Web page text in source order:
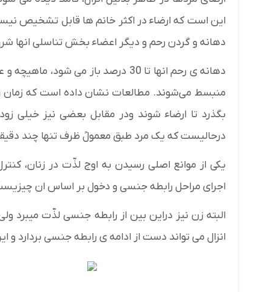
این است که ارضاء در اکثر خانم ها قابل تشخیص
دهانه و گردن رحم و دیگر اعضاء بخش تناسلی انها
دهانه ی رحم انها تا 30 درصد باز
منبسط می‌شوند. مطالعات نشان داده است که زمان
بگذرد تا ارضاء شوند ودر مقابل بعضی نیز خیلی
درحالیست که یک مرد طبق معمولً ظرف تنها چند
یکی از موانع اصلی رسیدن به اوج لذّت در زنان،
اجرای مراحل رابطه جنسی و دخول بر اساس ان
البته زن نیز دراین بین از رابطه جنسی لذّت
انزال می تواند دست از ادامه ی رابطه جنسی بردارد و